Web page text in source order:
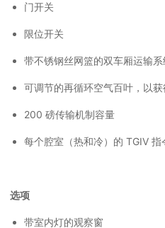
门开关
限位开关
带不锈钢丝网篮的双车厢运输系
可调节的再循环空气百叶，以
200 磅传输机制容量
每个腔室（热和冷）的 TGIV 指
选项
带室内灯的观察窗